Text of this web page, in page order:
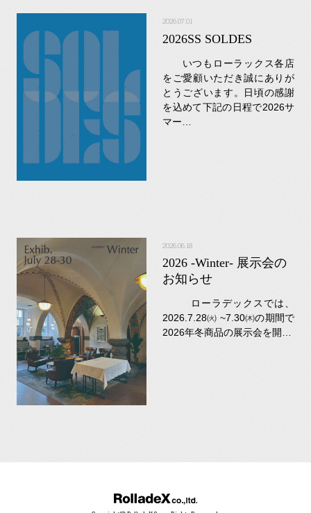
2026.07.01
2026SS SOLDES
いつもローラックス各店
をご愛顧いただき誠にありが
とうございます。日頃の感謝
を込めて下記の日程で2026サ
マー…
2026.06.18
2026 -Winter- 展示会の
お知らせ
ローラデックスでは、
2026.7.28㈫ ~7.30㈭の期間で
2026年冬商品の展示会を開…